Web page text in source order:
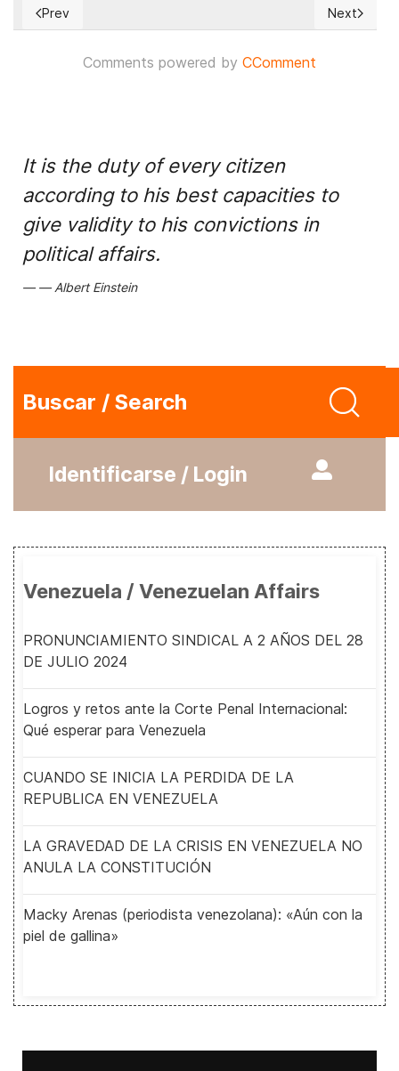
Previous article: La población salvadoreña aprueba la
Prev Next
Next
Comments powered by CComment
It is the duty of every citizen
according to his best capacities to
give validity to his convictions in
political affairs.
Albert Einstein
Buscar / Search
Identificarse / Login
Venezuela / Venezuelan Affairs
PRONUNCIAMIENTO SINDICAL A 2 AÑOS DEL 28
DE JULIO 2024
Logros y retos ante la Corte Penal Internacional:
Qué esperar para Venezuela
CUANDO SE INICIA LA PERDIDA DE LA
REPUBLICA EN VENEZUELA
LA GRAVEDAD DE LA CRISIS EN VENEZUELA NO
ANULA LA CONSTITUCIÓN
Macky Arenas (periodista venezolana): «Aún con la
piel de gallina»